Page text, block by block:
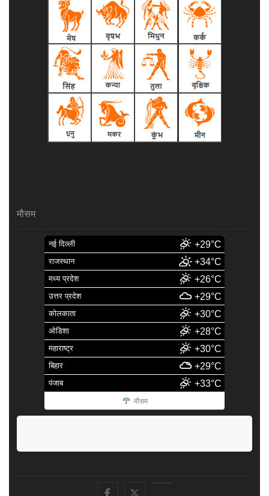
मौसम
नई दिल्ली +29°C
राजस्थान +34°C
मध्य प्रदेश +26°C
उत्तर प्रदेश +29°C
कोलकाता +30°C
ओडिशा +28°C
महाराष्ट्र +30°C
बिहार +29°C
पंजाब +33°C
मौसम
facebook